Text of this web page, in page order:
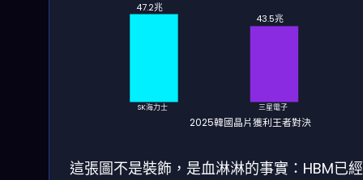
SK海力士
47.2兆
三星電子
43.5兆
2025韓國晶片獲利王者對決
這張圖不是裝飾，是血淋淋的事實：HBM已